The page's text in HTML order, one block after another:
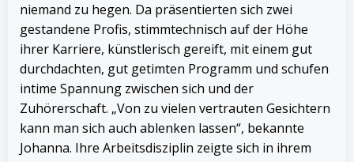
niemand zu hegen. Da präsentierten sich zwei
gestandene Profis, stimmtechnisch auf der Höhe
ihrer Karriere, künstlerisch gereift, mit einem gut
durchdachten, gut getimten Programm und schufen
intime Spannung zwischen sich und der
Zuhörerschaft. „Von zu vielen vertrauten Gesichtern
kann man sich auch ablenken lassen“, bekannte
Johanna. Ihre Arbeitsdisziplin zeigte sich in ihrem